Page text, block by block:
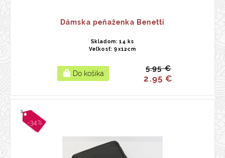
Dámska peňaženka Benetti
Skladom: 14 ks
Veľkosť: 9x12cm
5.95 €
2.95 €
-34%